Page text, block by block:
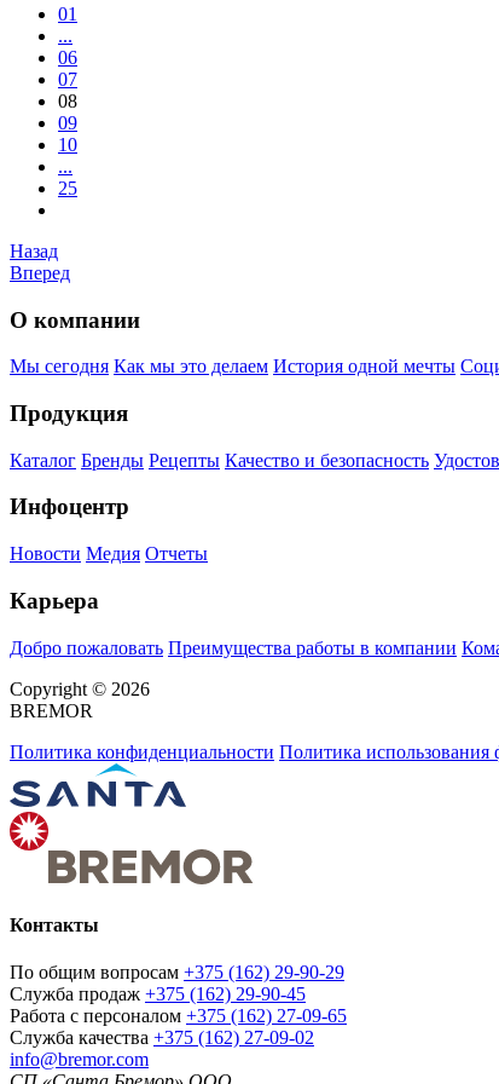
01
...
06
07
08
09
10
...
25
Назад
Вперед
О компании
Мы сегодня Как мы это делаем История одной мечты
Продукция
Каталог Бренды Рецепты Качество и безопасность
Инфоцентр
Новости Медия Отчеты
Карьера
Добро пожаловать Преимущества работы в компании
Copyright © 2026
BREMOR
Политика конфиденциальности Политика использования
Контакты
По общим вопросам +375 (162) 29-90-29
Служба продаж +375 (162) 29-90-45
Работа с персоналом +375 (162) 27-09-65
Служба качества +375 (162) 27-09-02
info@bremor.com